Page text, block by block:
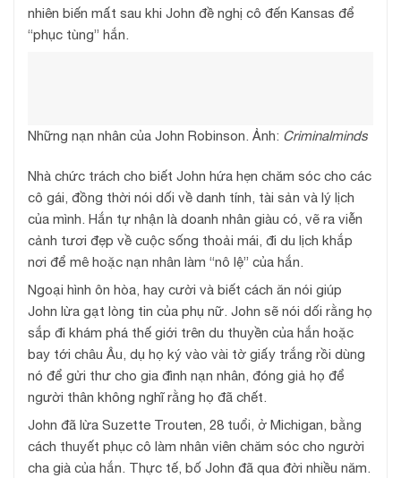
nhiên biến mất sau khi John đề nghị cô đến Kansas để
“phục tùng” hắn.
Những nạn nhân của John Robinson. Ảnh: Criminalminds
Nhà chức trách cho biết John hứa hẹn chăm sóc cho các
cô gái, đồng thời nói dối về danh tính, tài sản và lý lịch
của mình. Hắn tự nhận là doanh nhân giàu có, vẽ ra viễn
cảnh tươi đẹp về cuộc sống thoải mái, đi du lịch khắp
nơi để mê hoặc nạn nhân làm “nô lệ” của hắn.
Ngoại hình ôn hòa, hay cười và biết cách ăn nói giúp
John lừa gạt lòng tin của phụ nữ. John sẽ nói dối rằng họ
sắp đi khám phá thế giới trên du thuyền của hắn hoặc
bay tới châu Âu, dụ họ ký vào vài tờ giấy trắng rồi dùng
nó để gửi thư cho gia đình nạn nhân, đóng giả họ để
người thân không nghĩ rằng họ đã chết.
John đã lừa Suzette Trouten, 28 tuổi, ở Michigan, bằng
cách thuyết phục cô làm nhân viên chăm sóc cho người
cha già của hắn. Thực tế, bố John đã qua đời nhiều năm.